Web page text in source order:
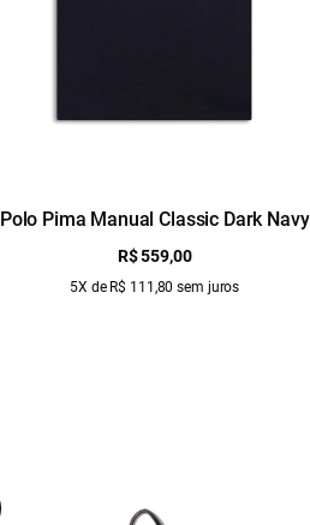
Polo Pima Manual Classic Dark Navy
R$ 559,00
5X de R$ 111,80 sem juros